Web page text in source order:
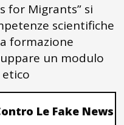
for Migrants” si
scientifiche
formazione
un modulo
Le Fake News